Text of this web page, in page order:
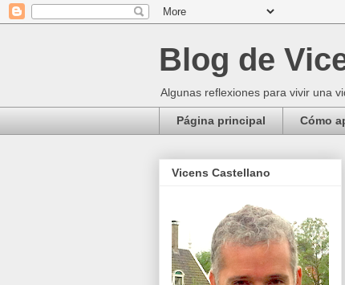
Blog de
Algunas reflexiones para vivir una
Página principal Cómo
Vicens Castellano